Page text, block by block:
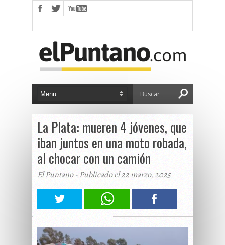
La Plata: mueren 4 jóvenes, que
iban juntos en una moto robada,
al chocar con un camión
El Puntano - Publicado el 22 marzo, 2025